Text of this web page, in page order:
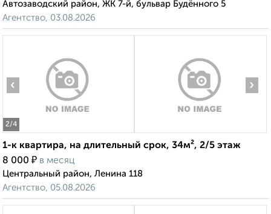
Автозаводский район, ЖК 7-й, бульвар Будённого 5
Агентство, 03.08.2026
2/4
‹ ›
1-к квартира, на длительный срок, 34м², 2/5 этаж
8 000 ₽ в месяц
Центральный район, Ленина 118
Агентство, 05.08.2026